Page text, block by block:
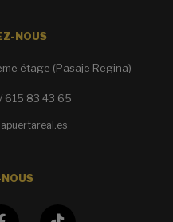
NOUS
étage (Pasaje Regina)
615 83 43 65